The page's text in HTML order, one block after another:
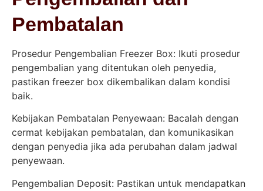
Pembatalan
Prosedur Pengembalian Freezer Box: Ikuti prosedur
pengembalian yang ditentukan oleh penyedia,
pastikan freezer box dikembalikan dalam kondisi
baik.
Kebijakan Pembatalan Penyewaan: Bacalah dengan
cermat kebijakan pembatalan, dan komunikasikan
dengan penyedia jika ada perubahan dalam jadwal
penyewaan.
Pengembalian Deposit: Pastikan untuk mendapatkan